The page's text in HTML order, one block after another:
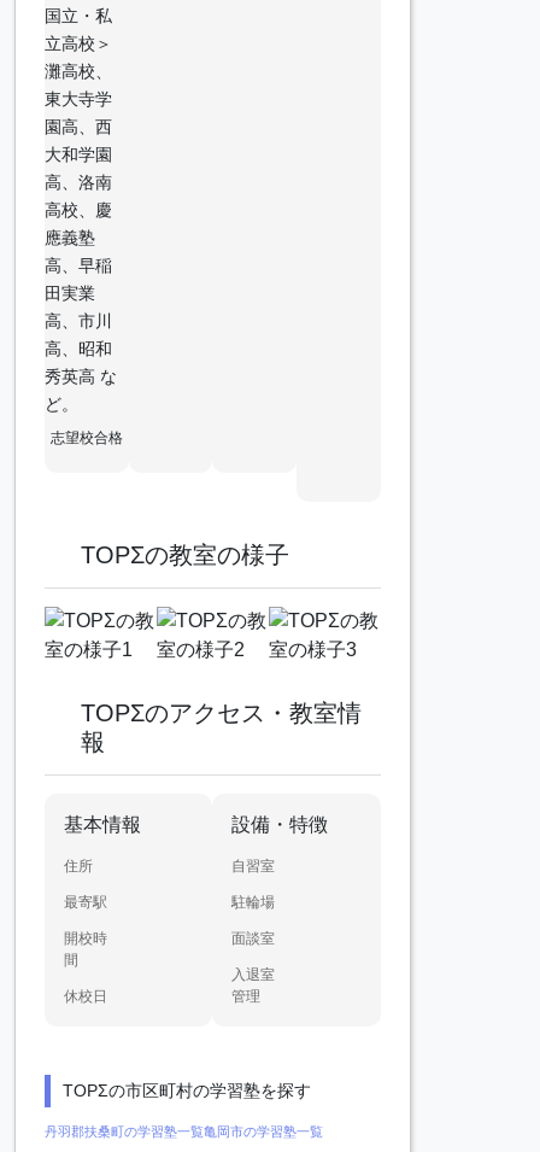
国立・私
立高校＞
灘高校、
東大寺学
園高、西
大和学園
高、洛南
高校、慶
應義塾
高、早稲
田実業
高、市川
高、昭和
秀英高 な
ど。
志望校合格
TOPΣの教室の様子
TOPΣのアクセス・教室情
報
基本情報
住所
最寄駅
開校時
間
休校日
設備・特徴
自習室
駐輪場
面談室
入退室
管理
TOPΣの市区町村の学習塾を探す
丹羽郡扶桑町の学習塾一覧亀岡市の学習塾一覧